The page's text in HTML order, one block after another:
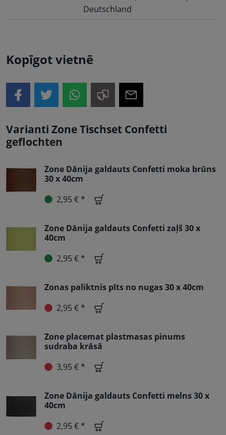
Deutschland
Kopīgot vietnē
Varianti Zone Tischset Confetti
geflochten
Zone Dānija galdauts Confetti moka brūns
30 x 40cm
2,95 € *
Zone Dānija galdauts Confetti zaļš 30 x
40cm
2,95 € *
Zonas paliktnis pīts no nugas 30 x 40cm
2,95 € *
Zone placemat plastmasas pinums
sudraba krāsā
3,95 € *
Zone Dānija galdauts Confetti melns 30 x
40cm
2,95 € *